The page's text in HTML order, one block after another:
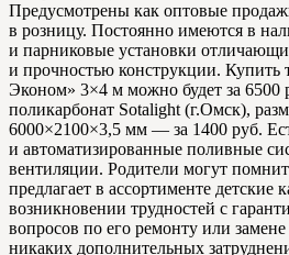
Предусмотрены как оптовые
в розницу. Постоянно имеются в
и парниковые установки
и прочностью конструкции. Купить
Эконом» 3×4 м можно будет за 6500
поликарбонат Sotalight (г.Омск),
6000×2100×3,5 мм — за 1400 руб.
и автоматизированные поливные
вентиляции. Родители могут
предлагает в ассортименте детские
возникновении трудностей с
вопросов по его ремонту или
никаких дополнительных